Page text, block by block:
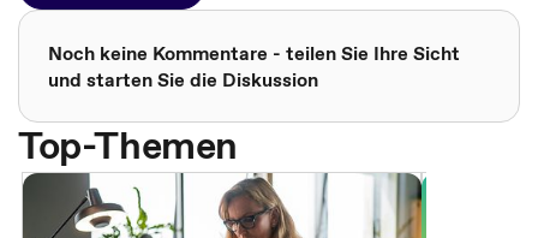
Noch keine Kommentare - teilen Sie Ihre Sicht
und starten Sie die Diskussion
Top-Themen